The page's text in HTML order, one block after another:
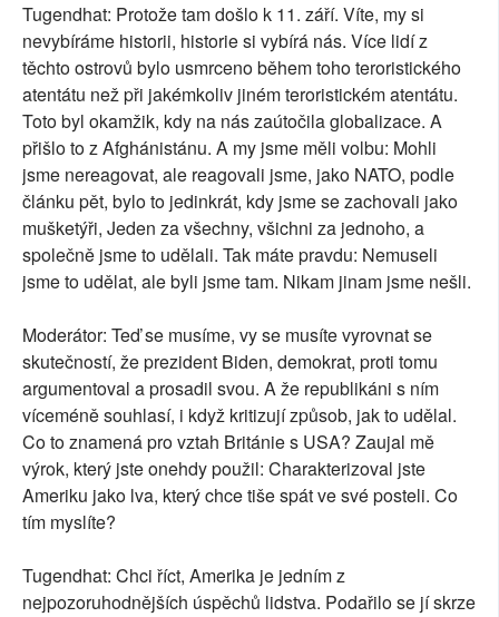
Tugendhat: Protože tam došlo k 11. září. Víte, my si
nevybíráme historii, historie si vybírá nás. Více lidí z
těchto ostrovů bylo usmrceno během toho teroristického
atentátu než při jakémkoliv jiném teroristickém atentátu.
Toto byl okamžik, kdy na nás zaútočila globalizace. A
přišlo to z Afghánistánu. A my jsme měli volbu: Mohli
jsme nereagovat, ale reagovali jsme, jako NATO, podle
článku pět, bylo to jedinkrát, kdy jsme se zachovali jako
mušketýři, Jeden za všechny, všichni za jednoho, a
společně jsme to udělali. Tak máte pravdu: Nemuseli
jsme to udělat, ale byli jsme tam. Nikam jinam jsme nešli.
Moderátor: Teď se musíme, vy se musíte vyrovnat se
skutečností, že prezident Biden, demokrat, proti tomu
argumentoval a prosadil svou. A že republikáni s ním
víceméně souhlasí, i když kritizují způsob, jak to udělal.
Co to znamená pro vztah Británie s USA? Zaujal mě
výrok, který jste onehdy použil: Charakterizoval jste
Ameriku jako lva, který chce tiše spát ve své posteli. Co
tím myslíte?
Tugendhat: Chci říct, Amerika je jedním z
nejpozoruhodnějších úspěchů lidstva. Podařilo se jí skrze